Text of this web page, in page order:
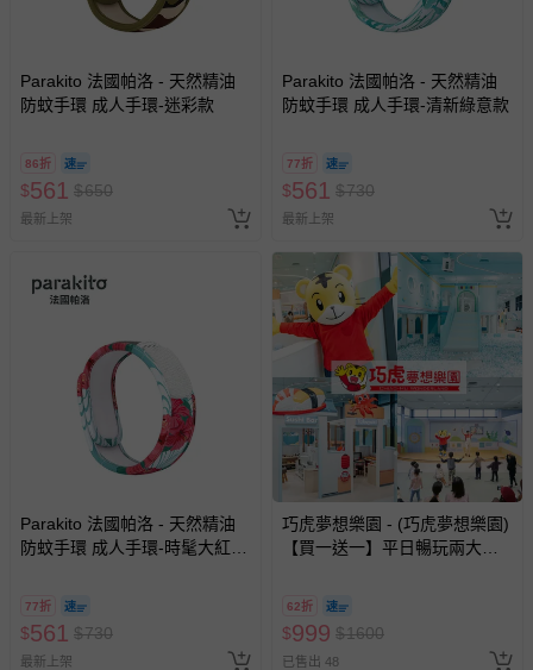
Parakito 法國帕洛 - 天然精油
防蚊手環 成人手環-迷彩款
86折
$561 $650
最新上架
Parakito 法國帕洛 - 天然精油
防蚊手環 成人手環-清新綠意款
77折
$561 $730
最新上架
Parakito 法國帕洛 - 天然精油
防蚊手環 成人手環-時髦大紅花
77折
$561 $730
最新上架
巧虎夢想樂園 - (巧虎夢想樂園)
【買一送一】平日暢玩兩大一
券使用
62折
$999 $1600
已售出 48